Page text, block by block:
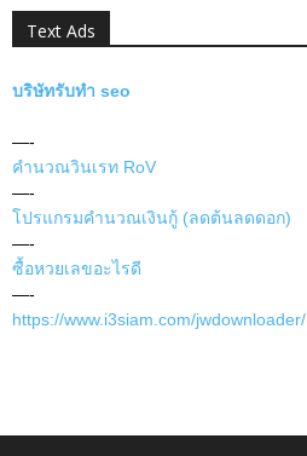
Text Ads
บริษัทรับทำ seo
—-
คำนวณวินเรท RoV
—-
โปรแกรมคำนวณเงินกู้ (ลดต้นลดดอก)
—-
ซื้อหวยเลขอะไรดี
—-
https://www.i3siam.com/jwdownloader/